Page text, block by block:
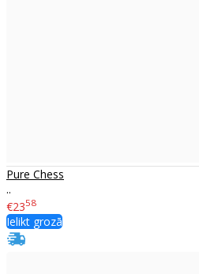
Pure Chess
..
€2358
Ielikt grozā